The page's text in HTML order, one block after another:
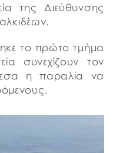
της Διεύθυνσης
το πρώτο τμήμα
συνεχίζουν τον
η παραλία να